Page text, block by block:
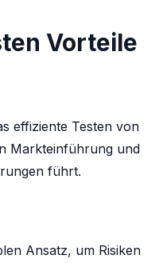
Vorteile
effiziente Testen von
Markteinführung und
führt.
Ansatz, um Risiken